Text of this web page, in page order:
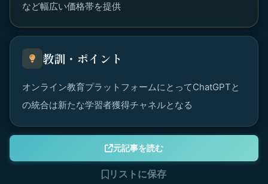
など幅広い価格帯を提供
教訓・ポイント
オンライン教育プラットフォームにとってChatGPTと
の統合は新たな学習者獲得チャネルとなる
元記事を読む
リストに保存